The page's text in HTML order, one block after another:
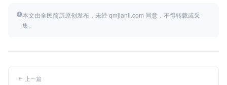
本文由全民简历原创发布，未经 qmjianli.com 同意，不得转载或采
集。
上一篇